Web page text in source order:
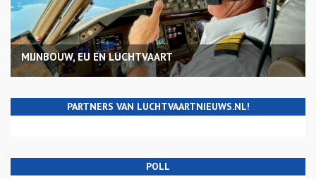
MIJNBOUW, EU EN LUCHTVAART
PARTNERS VAN LUCHTVAARTNIEUWS.NL!
POLL